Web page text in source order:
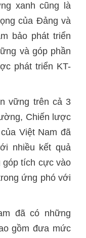
xanh cũng là
của Đảng và
bảo phát triển
và góp phần
phát triển KT-
vững trên cả 3
Chiến lược
Việt Nam đã
nhiều kết quả
góp tích cực vào
ứng phó với
đã có những
gồm đưa mức